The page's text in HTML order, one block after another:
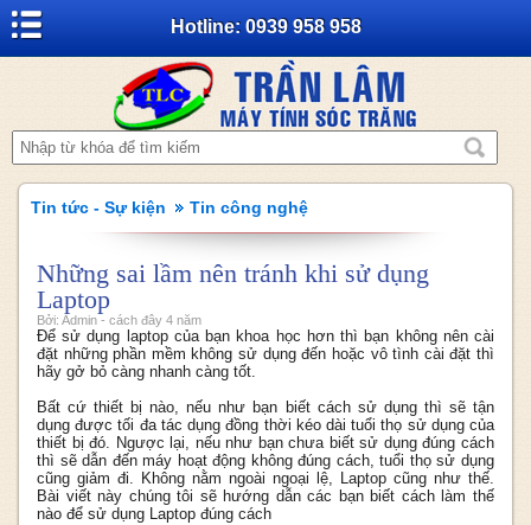
Hotline: 0939 958 958
Tin tức - Sự kiện Tin công nghệ
Những sai lầm nên tránh khi sử dụng
Laptop
Bởi: Admin - cách đây 4 năm
Để sử dụng laptop của bạn khoa học hơn thì bạn không nên cài
đặt những phần mềm không sử dụng đến hoặc vô tình cài đặt thì
hãy gở bỏ càng nhanh càng tốt.
Bất cứ thiết bị nào, nếu như bạn biết cách sử dụng thì sẽ tận
dụng được tối đa tác dụng đồng thời kéo dài tuổi thọ sử dụng của
thiết bị đó. Ngược lại, nếu như bạn chưa biết sử dụng đúng cách
thì sẽ dẫn đến máy hoạt động không đúng cách, tuổi thọ sử dụng
cũng giảm đi. Không nằm ngoài ngoại lệ, Laptop cũng như thế.
Bài viết này chúng tôi sẽ hướng dẫn các bạn biết cách làm thế
nào để sử dụng Laptop đúng cách